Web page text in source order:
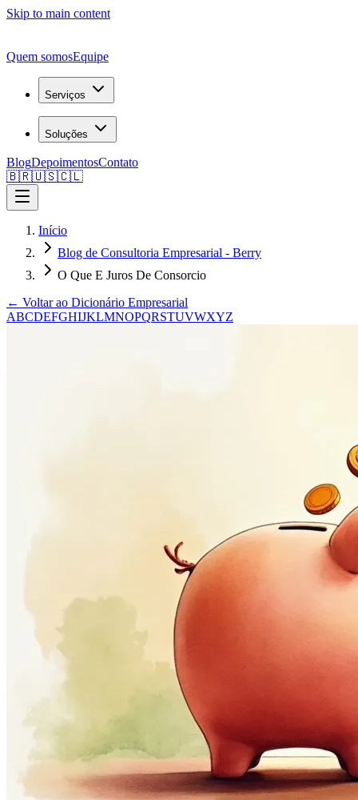
Skip to main content
Quem somosEquipe
Serviços
Soluções
BlogDepoimentosContato
🇧🇷🇺🇸🇨🇱
Início
Blog de Consultoria Empresarial - Berry
O Que E Juros De Consorcio
← Voltar ao Dicionário Empresarial
ABCDEFGHIJKLMNOPQRSTUVWXYZ